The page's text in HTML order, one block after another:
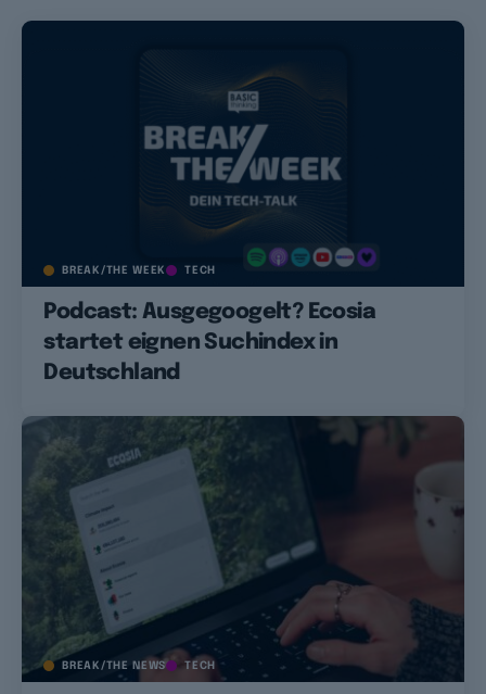
BREAK/THE WEEK TECH
Podcast: Ausgegoogelt? Ecosia
startet eignen Suchindex in
Deutschland
BREAK/THE NEWS TECH